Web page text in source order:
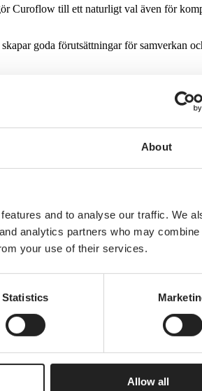
About
and to analyse our traffic. We
analytics partners who may combine
your use of their services.
Statistics
Allow all
Curoflow till ett naturligt val även för
goda förutsättningar för samverkan